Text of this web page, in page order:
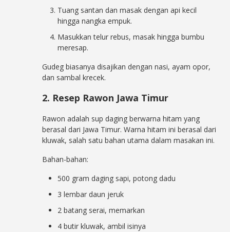
Tuang santan dan masak dengan api kecil
hingga nangka empuk.
Masukkan telur rebus, masak hingga bumbu
meresap.
Gudeg biasanya disajikan dengan nasi, ayam opor,
dan sambal krecek.
2. Resep Rawon Jawa Timur
Rawon adalah sup daging berwarna hitam yang
berasal dari Jawa Timur. Warna hitam ini berasal dari
kluwak, salah satu bahan utama dalam masakan ini.
Bahan-bahan:
500 gram daging sapi, potong dadu
3 lembar daun jeruk
2 batang serai, memarkan
4 butir kluwak, ambil isinya